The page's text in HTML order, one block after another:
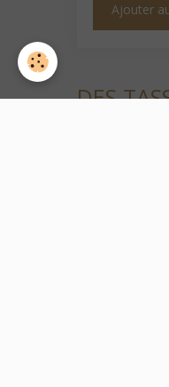
Ajouter
DES